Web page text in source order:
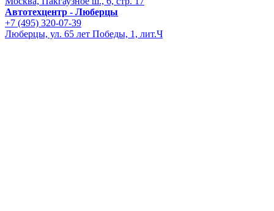
Автотехцентр - Люберцы
+7 (495) 320-07-39
Люберцы, ул. 65 лет Победы, 1, лит.Ч